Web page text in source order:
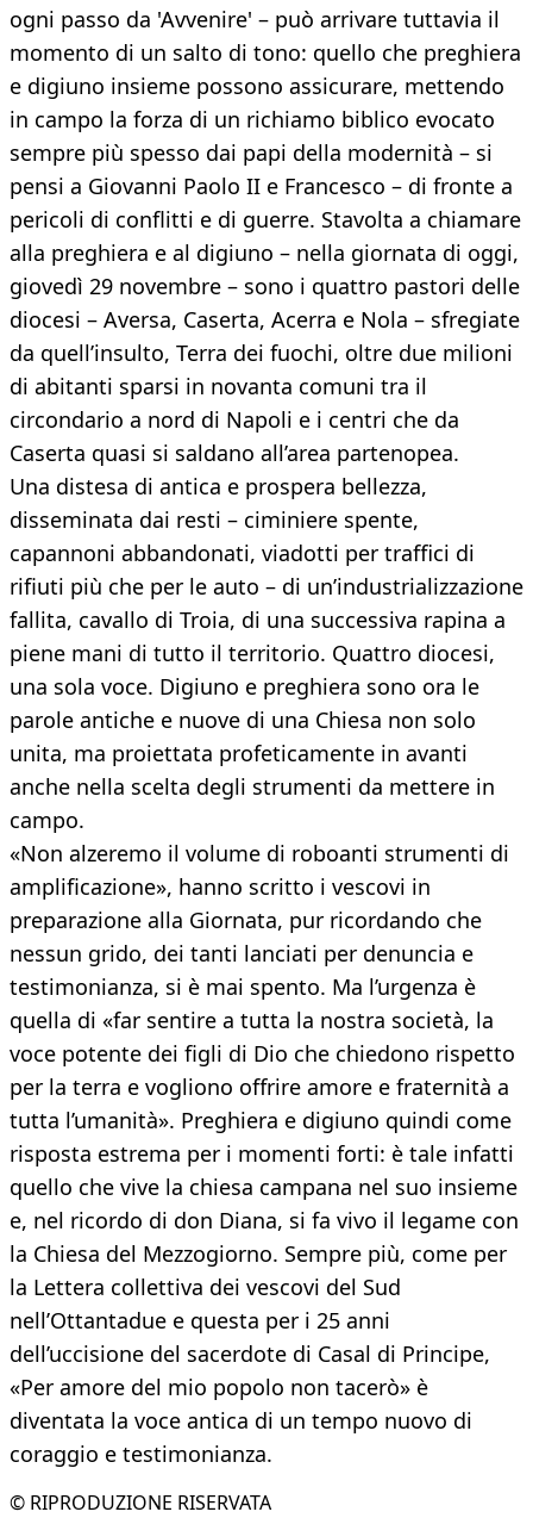
ogni passo da 'Avvenire' – può arrivare tuttavia il
momento di un salto di tono: quello che preghiera
e digiuno insieme possono assicurare, mettendo
in campo la forza di un richiamo biblico evocato
sempre più spesso dai papi della modernità – si
pensi a Giovanni Paolo II e Francesco – di fronte a
pericoli di conflitti e di guerre. Stavolta a chiamare
alla preghiera e al digiuno – nella giornata di oggi,
giovedì 29 novembre – sono i quattro pastori delle
diocesi – Aversa, Caserta, Acerra e Nola – sfregiate
da quell’insulto, Terra dei fuochi, oltre due milioni
di abitanti sparsi in novanta comuni tra il
circondario a nord di Napoli e i centri che da
Caserta quasi si saldano all’area partenopea.
Una distesa di antica e prospera bellezza,
disseminata dai resti – ciminiere spente,
capannoni abbandonati, viadotti per traffici di
rifiuti più che per le auto – di un’industrializzazione
fallita, cavallo di Troia, di una successiva rapina a
piene mani di tutto il territorio. Quattro diocesi,
una sola voce. Digiuno e preghiera sono ora le
parole antiche e nuove di una Chiesa non solo
unita, ma proiettata profeticamente in avanti
anche nella scelta degli strumenti da mettere in
campo.
«Non alzeremo il volume di roboanti strumenti di
amplificazione», hanno scritto i vescovi in
preparazione alla Giornata, pur ricordando che
nessun grido, dei tanti lanciati per denuncia e
testimonianza, si è mai spento. Ma l’urgenza è
quella di «far sentire a tutta la nostra società, la
voce potente dei figli di Dio che chiedono rispetto
per la terra e vogliono offrire amore e fraternità a
tutta l’umanità». Preghiera e digiuno quindi come
risposta estrema per i momenti forti: è tale infatti
quello che vive la chiesa campana nel suo insieme
e, nel ricordo di don Diana, si fa vivo il legame con
la Chiesa del Mezzogiorno. Sempre più, come per
la Lettera collettiva dei vescovi del Sud
nell’Ottantadue e questa per i 25 anni
dell’uccisione del sacerdote di Casal di Principe,
«Per amore del mio popolo non tacerò» è
diventata la voce antica di un tempo nuovo di
coraggio e testimonianza.
© RIPRODUZIONE RISERVATA